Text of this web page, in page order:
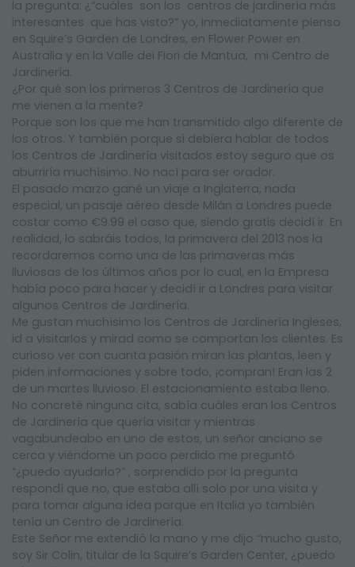
la pregunta: ¿“cuáles son los centros de jardinería más
interesantes que has visto?” yo, inmediatamente pienso
en Squire’s Garden de Londres, en Flower Power en
Australia y en la Valle dei Fiori de Mantua, mi Centro de
Jardinería.
¿Por qué son los primeros 3 Centros de Jardinería que
me vienen a la mente?
Porque son los que me han transmitido algo diferente de
los otros. Y también porque si debiera hablar de todos
los Centros de Jardinería visitados estoy seguro que os
aburriría muchísimo. No nací para ser orador.
El pasado marzo gané un viaje a Inglaterra, nada
especial, un pasaje aéreo desde Milán a Londres puede
costar como €9.99 el caso que, siendo gratis decidí ir. En
realidad, lo sabráis todos, la primavera del 2013 nos la
recordaremos como una de las primaveras más
lluviosas de los últimos años por lo cual, en la Empresa
había poco para hacer y decidí ir a Londres para visitar
algunos Centros de Jardinería.
Me gustan muchísimo los Centros de Jardinería Ingleses,
id a visitarlos y mirad como se comportan los clientes. Es
curioso ver con cuanta pasión miran las plantas, leen y
piden informaciones y sobre todo, ¡compran! Eran las 2
de un martes lluvioso. El estacionamiento estaba lleno.
No concreté ninguna cita, sabía cuáles eran los Centros
de Jardinería que quería visitar y mientras
vagabundeabo en uno de estos, un señor anciano se
cerca y viéndome un poco perdido me preguntó
“¿puedo ayudarlo?” , sorprendido por la pregunta
respondí que no, que estaba allí solo por una visita y
para tomar alguna idea porque en Italia yo también
tenía un Centro de Jardinería.
Este Señor me extendió la mano y me dijo “mucho gusto,
soy Sir Colin, titular de la Squire’s Garden Center, ¿puedo